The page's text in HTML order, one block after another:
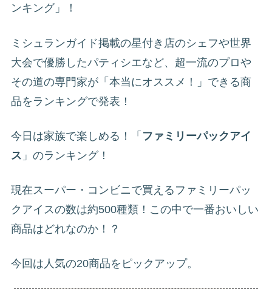
ンキング」！
ミシュランガイド掲載の星付き店のシェフや世界
大会で優勝したパティシエなど、超一流のプロや
その道の専門家が「本当にオススメ！」できる商
品をランキングで発表！
今日は家族で楽しめる！「 ファミリーパックアイ
ス 」のランキング！
現在スーパー・コンビニで買えるファミリーパッ
クアイスの数は約500種類！この中で一番おいしい
商品はどれなのか！？
今回は人気の20商品をピックアップ。